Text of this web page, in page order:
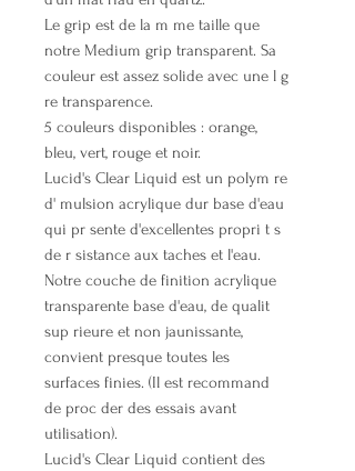
Le grip est de la m me taille que
notre Medium grip transparent. Sa
couleur est assez solide avec une l g
re transparence.
5 couleurs disponibles : orange,
bleu, vert, rouge et noir.
Lucid's Clear Liquid est un polym re
d' mulsion acrylique dur base d'eau
qui pr sente d'excellentes propri t s
de r sistance aux taches et l'eau.
Notre couche de finition acrylique
transparente base d'eau, de qualit
sup rieure et non jaunissante,
convient presque toutes les
surfaces finies. (Il est recommand
de proc der des essais avant
utilisation).
Lucid's Clear Liquid contient des